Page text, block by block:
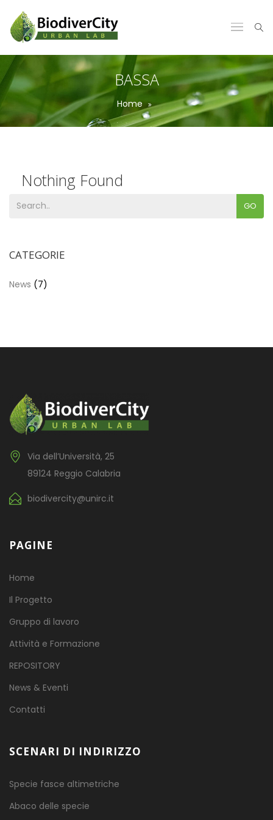
BASSA
Home
Nothing Found
Sorry, but no posts matched your search terms. GO
CATEGORIE
News (7)
Via dell’Università, 25
89124 Reggio Calabria
biodivercity@unirc.it
PAGINE
Home
Il Progetto
Gruppo di lavoro
Attività e Formazione
REPOSITORY
News & Eventi
Contatti
SCENARI DI INDIRIZZO
Specie fasce altimetriche
Abaco delle specie